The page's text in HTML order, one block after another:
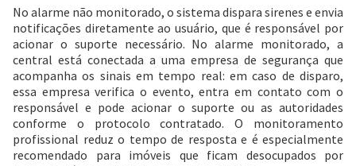
No alarme não monitorado, o sistema dispara sirenes e envia
notificações diretamente ao usuário, que é responsável por
acionar o suporte necessário. No alarme monitorado, a
central está conectada a uma empresa de segurança que
acompanha os sinais em tempo real: em caso de disparo,
essa empresa verifica o evento, entra em contato com o
responsável e pode acionar o suporte ou as autoridades
conforme o protocolo contratado. O monitoramento
profissional reduz o tempo de resposta e é especialmente
recomendado para imóveis que ficam desocupados por